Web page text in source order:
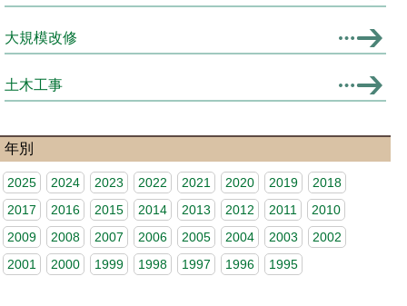
大規模改修
土木工事
年別
2025 2024 2023 2022 2021 2020 2019
2018
2017
2016 2015 2014 2013 2012 2011
2010
2009
2008 2007 2006 2005 2004 2003
2002
2001
2000 1999 1998 1997 1996 1995